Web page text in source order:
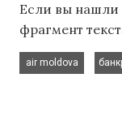
Если вы нашли
фрагмент
air moldova